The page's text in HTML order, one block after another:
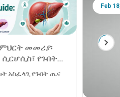
መመሪያ፡
የጉበት
አስፈላጊ የጉበት ጤና
Feb